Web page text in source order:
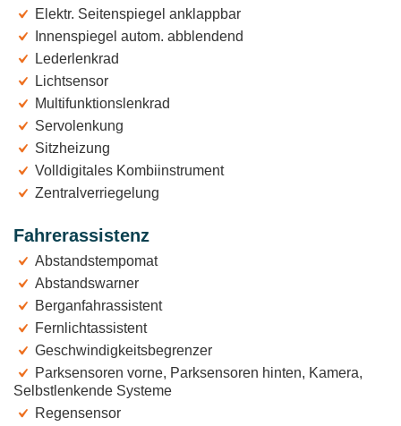
Elektr. Seitenspiegel anklappbar
Innenspiegel autom. abblendend
Lederlenkrad
Lichtsensor
Multifunktionslenkrad
Servolenkung
Sitzheizung
Volldigitales Kombiinstrument
Zentralverriegelung
Fahrerassistenz
Abstandstempomat
Abstandswarner
Berganfahrassistent
Fernlichtassistent
Geschwindigkeitsbegrenzer
Parksensoren vorne, Parksensoren hinten, Kamera,
Selbstlenkende Systeme
Regensensor